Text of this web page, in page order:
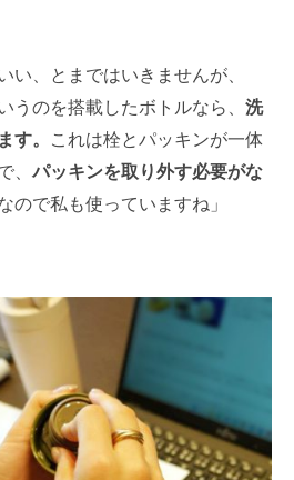
い、とまではいきませんが、
うのを搭載したボトルなら、 洗
す。 これは栓とパッキンが一体
、 パッキンを取り外す必要がな
ので私も使っていますね」